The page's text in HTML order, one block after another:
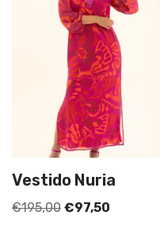
Vestido Nuria
€195,00 €97,50